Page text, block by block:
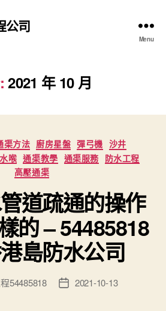
公司
Menu
2021 年 10 月
Categories
渠方法 廚房星盤 彈弓機 沙井
喉 通渠教學 通渠服務 防水工程
高壓通渠
道疏通的操作
的 – 54485818
島防水公司
54485818
Post2021-10-13